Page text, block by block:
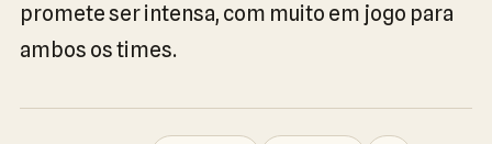
promete ser intensa, com muito em jogo para
ambos os times.